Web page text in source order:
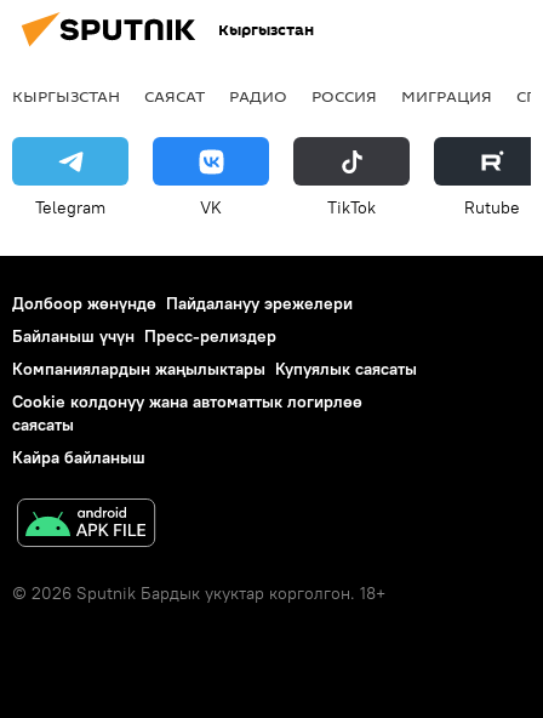
Кыргызстан
КЫРГЫЗСТАН САЯСАТ РАДИО РОССИЯ МИГРАЦИЯ
Telegram VK ТikТоk Rutube
Долбоор жөнүндө Пайдалануу эрежелери
Байланыш үчүн Пресс-релиздер
Компаниялардын жаңылыктары Купуялык саясаты
Cookie колдонуу жана автоматтык логирлөө
саясаты
Кайра байланыш
© 2026 Sputnik Бардык укуктар корголгон. 18+